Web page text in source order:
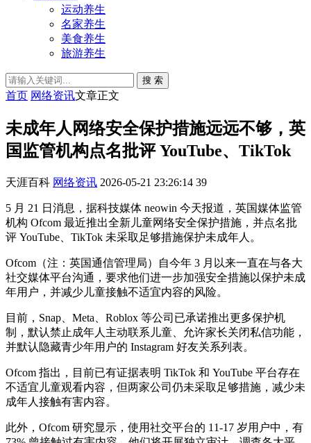
运动养生
名家养生
美食养生
旅游养生
搜 索
首页 网络资讯文章正文
未成年人网络安全保护措施远远不够，英
国监管机构点名批评 YouTube、TikTok
天涯百科 网络资讯 2026-05-21 23:26:14 39
5 月 21 日消息，据科技媒体 neowin 今天报道，英国媒体监管
机构 Ofcom 最近推出全新儿童网络安全保护措施，并点名批
评 YouTube、TikTok 未采取足够措施保护未成年人。
Ofcom（注：英国通信管理局）自今年 3 月以来一直在与各大
社交媒体平台沟通，要求他们进一步加强安全措施以保护未成
年用户，并减少儿童接触不适宜内容的风险。
目前，Snap、Meta、Roblox 等公司已承诺推出更多保护机
制，默认禁止成年人主动联系儿童、允许家长关闭私信功能，
并默认隐藏青少年用户的 Instagram 好友关系列表。
Ofcom 指出，目前已有证据表明 TikTok 和 YouTube 平台存在
不适宜儿童观看内容，但两家公司仍未采取足够措施，减少未
成年人接触有害内容。
此外，Ofcom 研究显示，使用社交平台的 11-17 岁用户中，有